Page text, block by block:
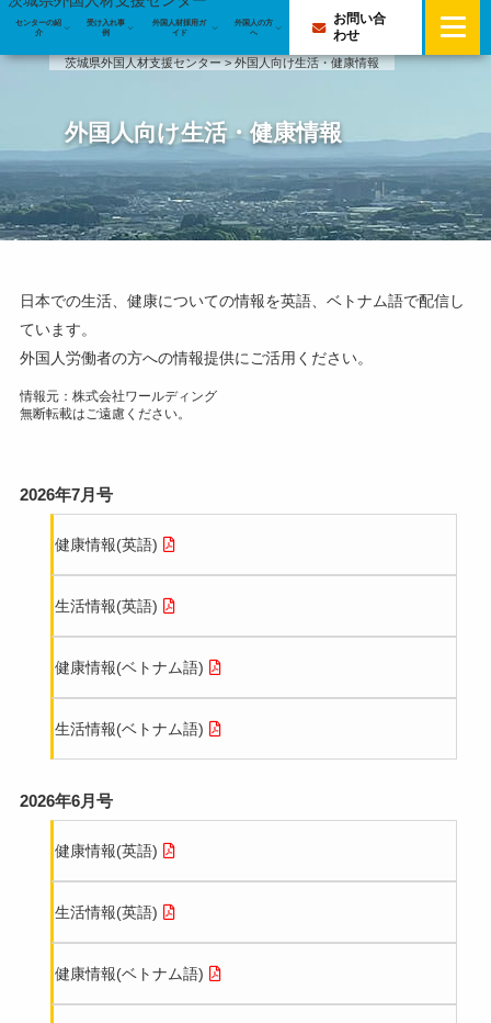
センターの紹
介
受け入れ事
例
外国人材採用ガ
イド
外国人の方
へ
お問い合
わせ
センターの紹介
業務案内
専門アドバイザーのご紹介
企業・団体サポート登録
メールマガジン
行政書士・社会保険労務士による無料相談会
受け入れ事例
外国人受入優良企業等認定企業の取組事例
外国人材の採用・定着を支えるわかる化の実践｜介
学習時間も試験費用も会社が保障－外国人材に「選
ばれる」介護現場の受入体制
外国人材が管理職に。全社員共通の評価制度で定着
を実現した企業の取組
日初日」から伴走する受入体制の中身
外国人材の定着を支える「公平な制度」と「個別配
言葉より動画で安全を伝える｜精密板金加工会社の
外国人材受入事例
特定技能2号を見据えた育成設計－茨城・笠間の製造
声かけでN3合格、面接段階で住居確保－鍛造メーカ
建設業の外国人材受入事例｜通訳×全員ミーティング
で舗装現場を変えた取組
技能実習生の受け入れ事例：建設会社が実践する
外国人材採用ガイド
外国人材採用ガイド
外国人材の募集と採用方法
雇用後の定着に向けたポイント
外国人材受け入れの注意点
在留カードの確認
外国人の方へ
茨城県外国人材支援センター>外国人向け生活・健康情報
外国人向け生活・健康情報
日本での生活、健康についての情報を英語、ベトナム語で配信し
ています。
外国人労働者の方への情報提供にご活用ください。
情報元：株式会社ワールディング
無断転載はご遠慮ください。
2026年7月号
健康情報(英語)
生活情報(英語)
健康情報(ベトナム語)
生活情報(ベトナム語)
2026年6月号
健康情報(英語)
生活情報(英語)
健康情報(ベトナム語)